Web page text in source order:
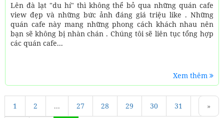
Lên đà lạt "du hí" thì không thể bỏ qua những quán cafe
view đẹp và những bức ảnh đáng giá triệu like . Những
quán cafe này mang những phong cách khách nhau nên
bạn sẽ không bị nhàn chán . Chúng tôi sẽ liên tục tổng hợp
các quán cafe...
Xem thêm
«
1 2 ... 27 28 29 30 31 »